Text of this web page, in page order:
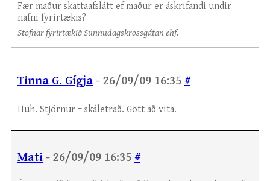
Fær maður skattaafslátt ef maður er áskrifandi undir
nafni fyrirtækis?
Stofnar fyrirtækið Sunnudagskrossgátan ehf.
Tinna G. Gígja - 26/09/09 16:35 #
Huh. Stjörnur = skáletrað. Gott að vita.
Mati - 26/09/09 16:35 #